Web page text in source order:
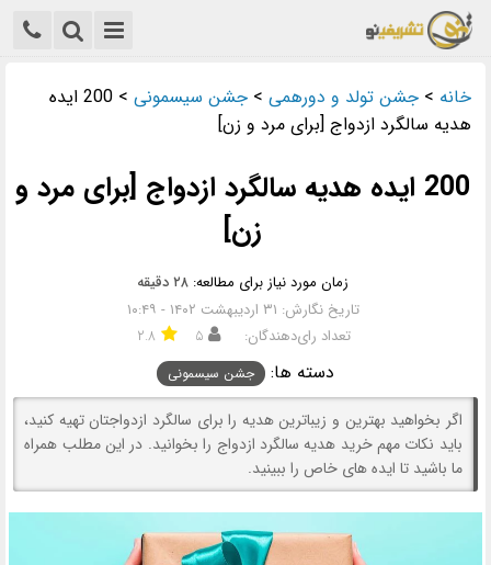
خانه > جشن تولد و دورهمی > جشن سیسمونی >
200 ایده
هدیه سالگرد ازدواج [برای مرد و زن]
200 ایده هدیه سالگرد ازدواج [برای مرد و
زن]
زمان مورد نیاز برای مطالعه: ۲۸ دقیقه
تاریخ نگارش: ۳۱ اردیبهشت ۱۴۰۲ - ۱۰:۴۹
تعداد رای‌دهندگان:
۵ ۲.۸
دسته ها: جشن سیسمونی
اگر بخواهید بهترین و زیباترین هدیه را برای سالگرد ازدواجتان تهیه کنید،
باید نکات مهم خرید هدیه سالگرد ازدواج را بخوانید. در این مطلب همراه
ما باشید تا ایده های خاص را ببینید.